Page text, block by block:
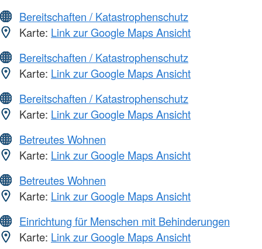
Bereitschaften / Katastrophenschutz
Karte: Link zur Google Maps Ansicht
Bereitschaften / Katastrophenschutz
Karte: Link zur Google Maps Ansicht
Bereitschaften / Katastrophenschutz
Karte: Link zur Google Maps Ansicht
Betreutes Wohnen
Karte: Link zur Google Maps Ansicht
Betreutes Wohnen
Karte: Link zur Google Maps Ansicht
Einrichtung für Menschen mit Behinderungen
Karte: Link zur Google Maps Ansicht